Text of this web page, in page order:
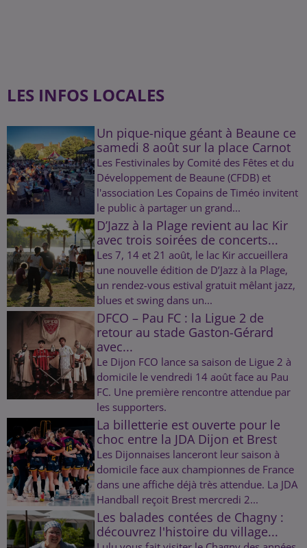
LES INFOS LOCALES
Un pique-nique géant à Beaune ce
samedi 8 août sur la place Carnot
Les Festivinales by Comité des Fêtes et du
Développement de Beaune (CFDB) et
l'association Les Copains de Timéo invitent
le public à partager un grand...
D’Jazz à la Plage revient au lac Kir
avec trois soirées de concerts...
Les 7, 14 et 21 août, le lac Kir accueillera
une nouvelle édition de D’Jazz à la Plage,
un rendez-vous estival gratuit mêlant jazz,
blues et swing dans un...
DFCO – Pau FC : la Ligue 2 de
retour au stade Gaston-Gérard
avec...
Le Dijon FCO lance sa saison de Ligue 2 à
domicile le vendredi 14 août face au Pau
FC. Une première rencontre attendue par
les supporters.
La billetterie est ouverte pour le
choc entre la JDA Dijon et Brest
Les Dijonnaises lanceront leur saison à
domicile face aux championnes de France
dans une affiche déjà très attendue. La JDA
Handball reçoit Brest mercredi 2...
Les balades contées de Chagny :
découvrez l'histoire du village...